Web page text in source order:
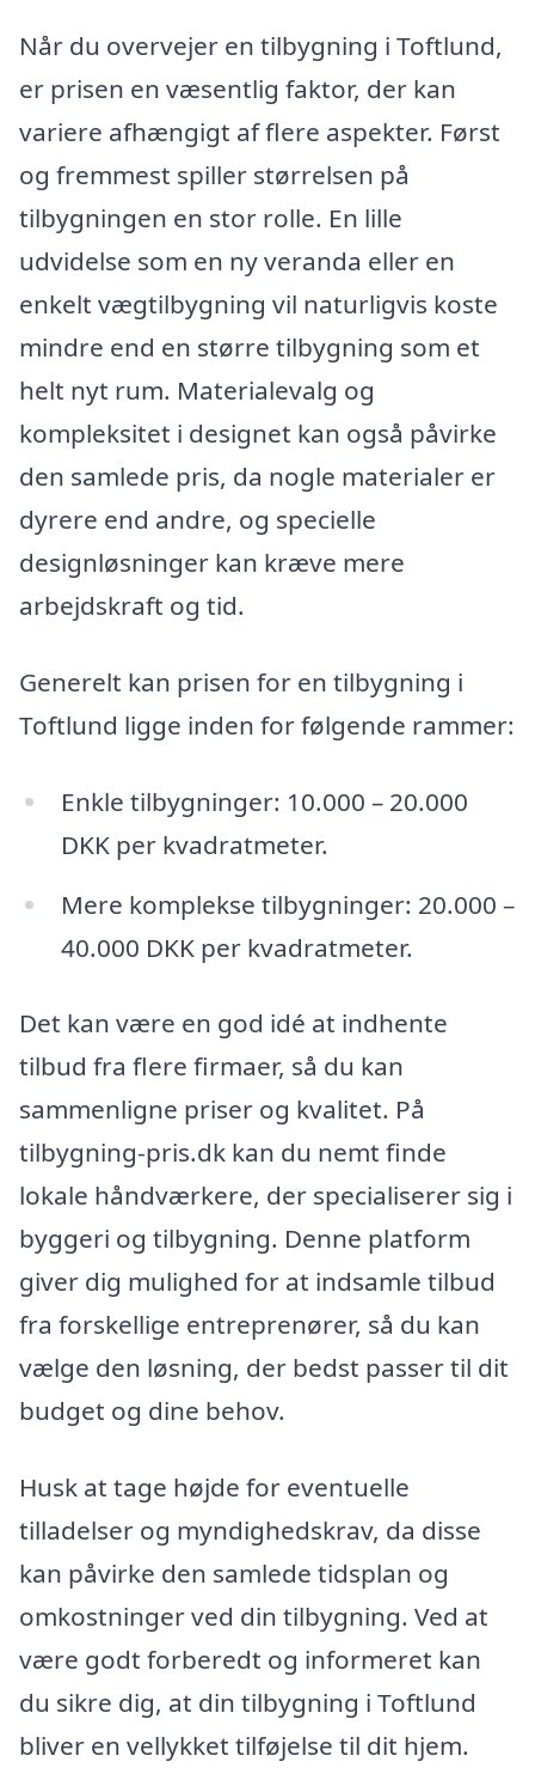
Når du overvejer en tilbygning i Toftlund,
er prisen en væsentlig faktor, der kan
variere afhængigt af flere aspekter. Først
og fremmest spiller størrelsen på
tilbygningen en stor rolle. En lille
udvidelse som en ny veranda eller en
enkelt vægtilbygning vil naturligvis koste
mindre end en større tilbygning som et
helt nyt rum. Materialevalg og
kompleksitet i designet kan også påvirke
den samlede pris, da nogle materialer er
dyrere end andre, og specielle
designløsninger kan kræve mere
arbejdskraft og tid.
Generelt kan prisen for en tilbygning i
Toftlund ligge inden for følgende rammer:
Enkle tilbygninger: 10.000 – 20.000
DKK per kvadratmeter.
Mere komplekse tilbygninger: 20.000 –
40.000 DKK per kvadratmeter.
Det kan være en god idé at indhente
tilbud fra flere firmaer, så du kan
sammenligne priser og kvalitet. På
tilbygning-pris.dk kan du nemt finde
lokale håndværkere, der specialiserer sig i
byggeri og tilbygning. Denne platform
giver dig mulighed for at indsamle tilbud
fra forskellige entreprenører, så du kan
vælge den løsning, der bedst passer til dit
budget og dine behov.
Husk at tage højde for eventuelle
tilladelser og myndighedskrav, da disse
kan påvirke den samlede tidsplan og
omkostninger ved din tilbygning. Ved at
være godt forberedt og informeret kan
du sikre dig, at din tilbygning i Toftlund
bliver en vellykket tilføjelse til dit hjem.